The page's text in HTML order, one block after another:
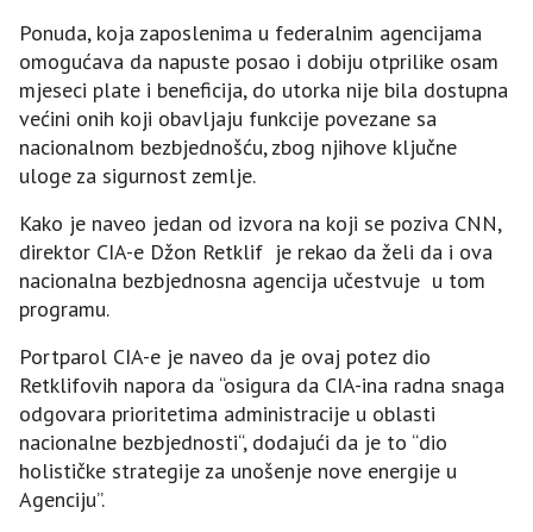
Ponuda, koja zaposlenima u federalnim agencijama
omogućava da napuste posao i dobiju otprilike osam
mjeseci plate i beneficija, do utorka nije bila dostupna
većini onih koji obavljaju funkcije povezane sa
nacionalnom bezbjednošću, zbog njihove ključne
uloge za sigurnost zemlje.
Kako je naveo jedan od izvora na koji se poziva CNN,
direktor CIA-e Džon Retklif je rekao da želi da i ova
nacionalna bezbjednosna agencija učestvuje u tom
programu.
Portparol CIA-e je naveo da je ovaj potez dio
Retklifovih napora da “osigura da CIA-ina radna snaga
odgovara prioritetima administracije u oblasti
nacionalne bezbjednosti“, dodajući da je to “dio
holističke strategije za unošenje nove energije u
Agenciju”.